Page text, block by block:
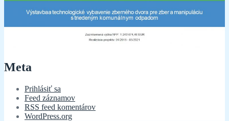
Meta
Prihlásiť sa
Feed záznamov
RSS feed komentárov
WordPress.org